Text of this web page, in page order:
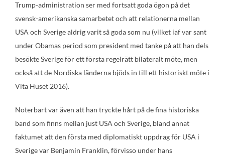
Trump-administration ser med fortsatt goda ögon på det
svensk-amerikanska samarbetet och att relationerna mellan
USA och Sverige aldrig varit så goda som nu (vilket iaf var sant
under Obamas period som president med tanke på att han dels
besökte Sverige för ett första regelrätt bilateralt möte, men
också att de Nordiska länderna bjöds in till ett historiskt möte i
Vita Huset 2016).
Noterbart var även att han tryckte hårt på de fina historiska
band som finns mellan just USA och Sverige, bland annat
faktumet att den första med diplomatiskt uppdrag för USA i
Sverige var Benjamin Franklin, förvisso under hans